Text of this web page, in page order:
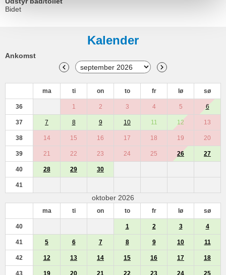
Bidet
Kalender
Ankomst
ma ti on to fr lø sø
36 1 2 3 4 5 6
37 7 8 9 10 11 12 13
38 14 15 16 17 18 19 20
39 21 22 23 24 25 26 27
40 28 29 30
41
oktober 2026
ma ti on to fr lø sø
40 1 2 3 4
41 5 6 7 8 9 10 11
42 12 13 14 15 16 17 18
43 19 20 21 22 23 24 25